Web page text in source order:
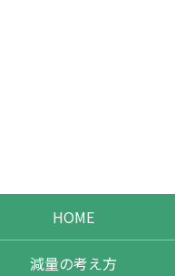
HOME
減量の考え方